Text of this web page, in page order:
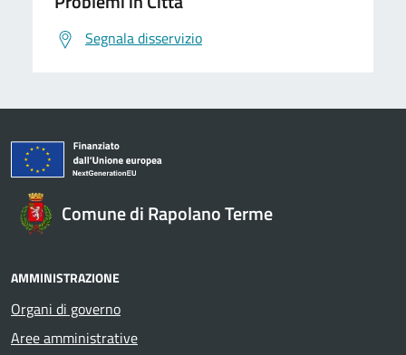
Segnala disservizio
Comune di Rapolano Terme
AMMINISTRAZIONE
Organi di governo
Aree amministrative